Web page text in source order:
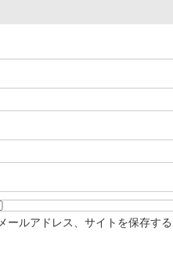
ールアドレス、サイトを保存す